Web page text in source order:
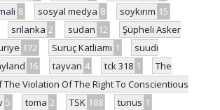
8 sosyal medya 8 soykırım 15
srilanka 2 sudan 12
Şüpheli Asker
172 Suruç Katliamı 1
suudi
16 tayvan 4 tck 318 1
The
Violation Of The Right To Conscientious
5 toma 2 TSK 188 tunus 1